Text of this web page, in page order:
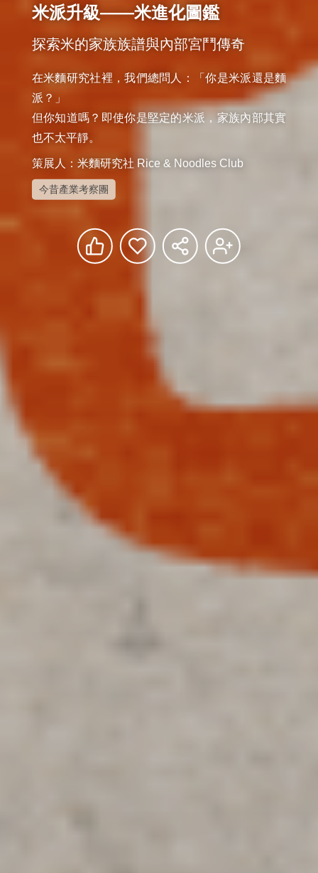
米派升級——米進化圖鑑
探索米的家族族譜與內部宮鬥傳奇
在米麵研究社裡，我們總問人：「你是米派還是麵
派？」
但你知道嗎？即使你是堅定的米派，家族內部其實
也不太平靜。
策展人：米麵研究社 Rice & Noodles Club
今昔產業考察團